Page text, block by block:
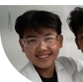
Ecolint
Camps Ecolint
Centre des arts